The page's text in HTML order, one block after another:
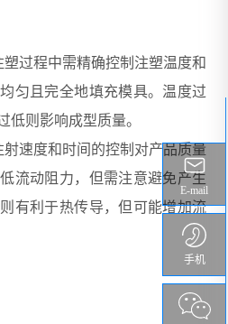
塑过程中需精确控制注塑温度和
匀且完全地填充模具。温度过
低则影响成型质量。
射速度和时间的控制对产品质量
流动阻力，但需注意避免产生
有利于热传导，但可能增加流
E-mail
手机